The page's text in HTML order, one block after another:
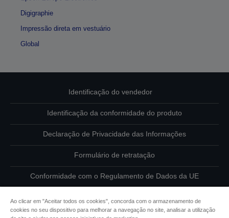
Digigraphie
Impressão direta em vestuário
Global
Identificação do vendedor
Identificação da conformidade do produto
Declaração de Privacidade das Informações
Formulário de retratação
Conformidade com o Regulamento de Dados da UE
Ao clicar em "Aceitar todos os cookies", concorda com o armazenamento de
cookies no seu dispositivo para melhorar a navegação no site, analisar a utilização